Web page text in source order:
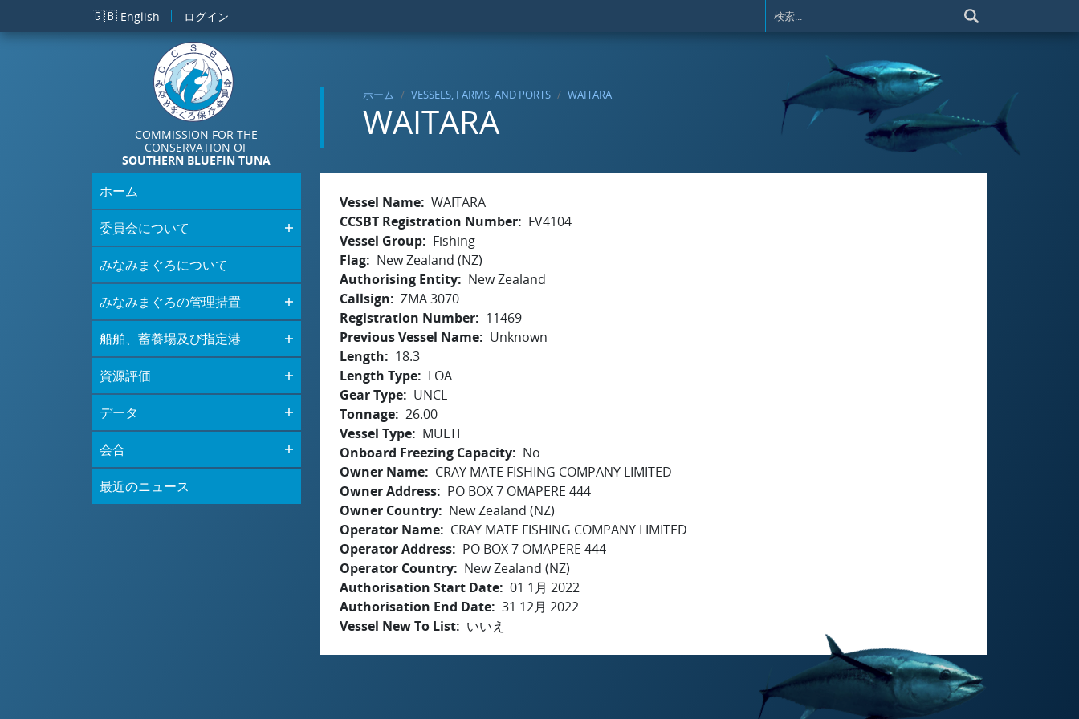
メインコンテンツに移動
🇬🇧 English ログイン
COMMISSION FOR THE
CONSERVATION OF
SOUTHERN BLUEFIN TUNA
ホーム VESSELS, FARMS, AND PORTS WAITARA
WAITARA
ホーム
委員会について
みなみまぐろについて
みなみまぐろの管理措置
船舶、蓄養場及び指定港
資源評価
データ
会合
最近のニュース
Vessel Name WAITARA
CCSBT Registration Number
FV4104
Vessel Group
Fishing
Flag
New Zealand (NZ)
Authorising Entity
New Zealand
Callsign
ZMA 3070
Registration Number
11469
Previous Vessel Name
Unknown
Length
18.3
Length Type
LOA
Gear Type
UNCL
Tonnage 26.00
Vessel Type
MULTI
Onboard Freezing Capacity
No
Owner Name
CRAY MATE FISHING COMPANY LIMITED
Owner Address
PO BOX 7 OMAPERE 444
Owner Country
New Zealand (NZ)
Operator Name
CRAY MATE FISHING COMPANY LIMITED
Operator Address
PO BOX 7 OMAPERE 444
Operator Country
New Zealand (NZ)
Authorisation Start Date 01 1月 2022
Authorisation End Date 31 12月 2022
Vessel New To List
いいえ